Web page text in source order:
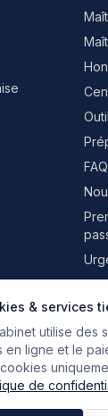
& services
utilise des
en ligne et le
de
FAQ
🇫🇷